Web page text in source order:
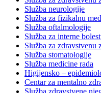
Služba neurologije
Služba za fizikalnu
Služba oftalmologije
Služba za interne
Služba za zdravstvenu
Služba stomatologije
Služba medicine rada
Higijensko –
Centar za mentalno